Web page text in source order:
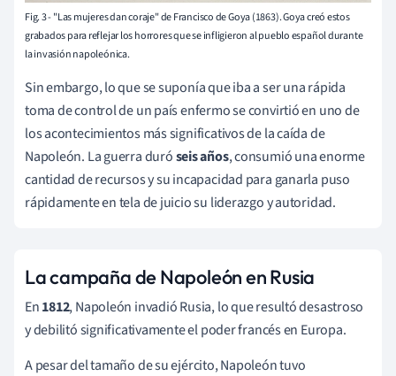
Fig. 3 - "Las mujeres dan coraje" de Francisco de Goya (1863). Goya creó estos
grabados para reflejar los horrores que se infligieron al pueblo español durante
la invasión napoleónica.
Sin embargo, lo que se suponía que iba a ser una rápida
toma de control de un país enfermo se convirtió en uno de
los acontecimientos más significativos de la caída de
Napoleón. La guerra duróseis años, consumió una enorme
cantidad de recursos y su incapacidad para ganarla puso
rápidamente en tela de juicio su liderazgo y autoridad.
La campaña de Napoleón en Rusia
En1812, Napoleón invadió Rusia, lo que resultó desastroso
y debilitó significativamente el poder francés en Europa.
A pesar del tamaño de su ejército, Napoleón tuvo